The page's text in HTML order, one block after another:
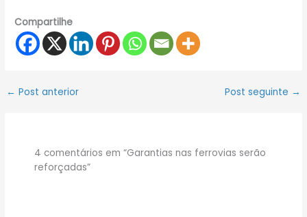
Compartilhe
← Post anterior Post seguinte →
4 comentários em “Garantias nas ferrovias serão
reforçadas”